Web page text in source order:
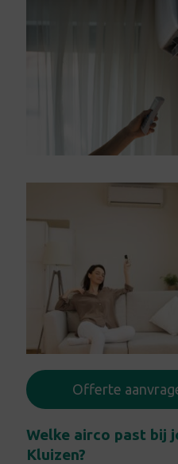
Offerte
Welke airco past bij
Kluizen?